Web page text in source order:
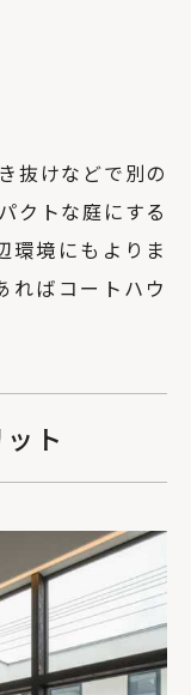
抜けなどで別の
クトな庭にする
環境にもよりま
ればコートハウ
ト